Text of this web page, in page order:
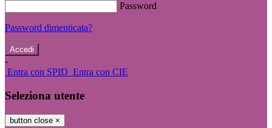
Password
Password dimenticata?
-
Entra con SPID Entra con CIE
Seleziona utente
button close ×